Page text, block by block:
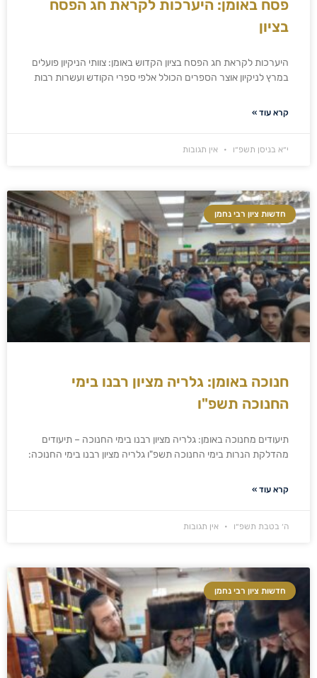
פסח באומן: היערכות לקראת חג הפסח
בציון
היערכות לקראת חג הפסח בציון הקדוש באומן: צוותי הניקיון פועלים
במרץ לניקיון אוצר הספרים הכולל אלפי ספרי הקודש ועשרות רבות
קרא עוד »
י״א בניסן תשפ״ו אין תגובות
חדשות ציון רבי נחמן
חנוכה באומן: גלריה מציון רבנו בימי
החנוכה תשפ"ו
תיעודים מחנוכה באומן: גלריה מציון רבנו בימי החנוכה – תיעודים
מהדלקת הנרות בימי החנוכה תשפ"ו גלריה מציון רבנו בימי החנוכה:
קרא עוד »
ה׳ בטבת תשפ״ו אין תגובות
חדשות ציון רבי נחמן